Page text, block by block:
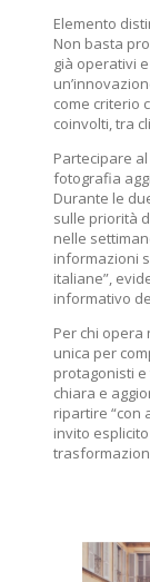
Elemento
Non basta
già operativi
come criterio
coinvolti, tra
Partecipare
fotografia
Durante le
sulle priorità
nelle
informazioni
italiane”,
informativo
Per chi opera
unica per
protagonisti
chiara e
ripartire “con
invito